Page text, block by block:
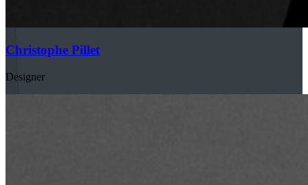
Christophe Pillet
Designer